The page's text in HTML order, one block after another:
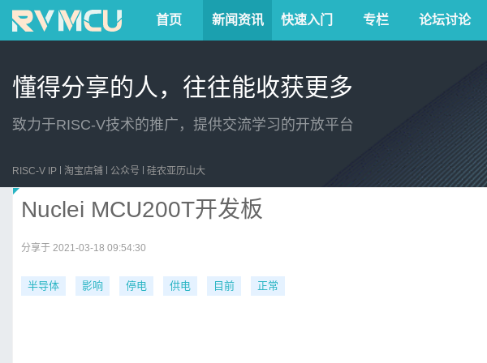
首页 新闻资讯 快速入门 专栏 论坛讨论
懂得分享的人，往往能收获更多
致力于RISC-V技术的推广，提供交流学习的开放平台
RISC-V IP 淘宝店铺 公众号 硅农亚历山大
Nuclei MCU200T开发板
分享于 2021-03-18 09:54:30
半导体 影响 停电 供电 目前 正常